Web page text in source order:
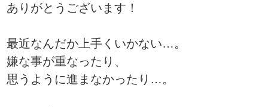
ありがとうございます！
最近なんだか上手くいかない…。
嫌な事が重なったり、
思うように進まなかったり…。